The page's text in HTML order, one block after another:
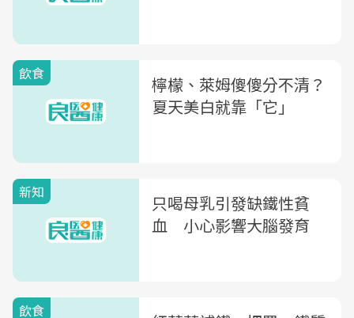
飲食
檸檬、萊姆傻傻分不清？
夏天美白就靠「它」
新知
只喝母乳引發缺鐵性貧
血 小心影響大腦發育
飲食